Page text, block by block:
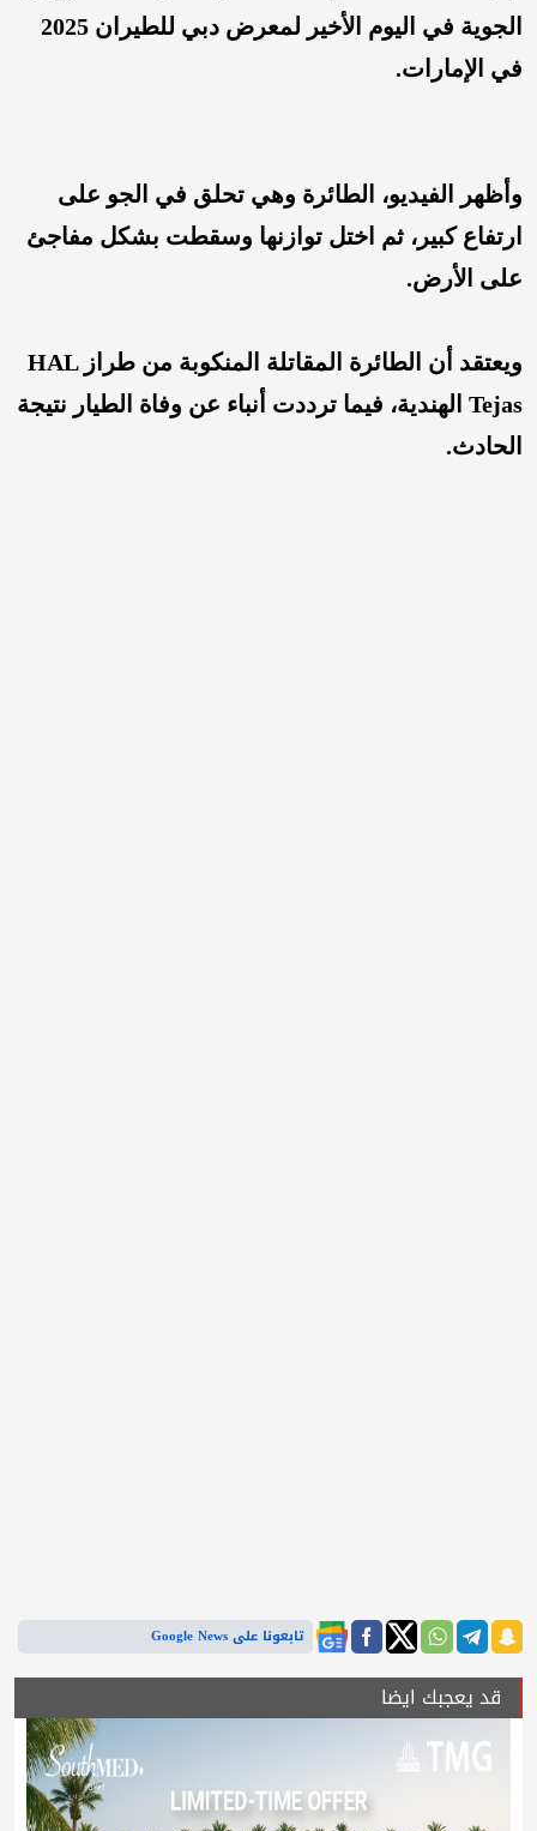
الجوية في اليوم الأخير لمعرض دبي للطيران 2025
في الإمارات.
وأظهر الفيديو، الطائرة وهي تحلق في الجو على
ارتفاع كبير، ثم اختل توازنها وسقطت بشكل مفاجئ
على الأرض.
ويعتقد أن الطائرة المقاتلة المنكوبة من طراز HAL
Tejas الهندية، فيما ترددت أنباء عن وفاة الطيار نتيجة
الحادث.
تابعونا على Google News
قد يعجبك ايضا